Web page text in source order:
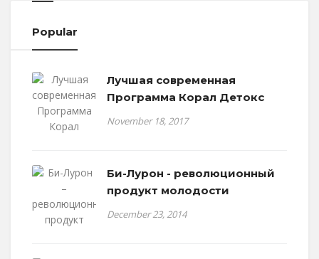
Popular
Лучшая современная
Программа Корал Детокс
November 18, 2017
Би-Лурон - революционный
продукт молодости
December 23, 2014